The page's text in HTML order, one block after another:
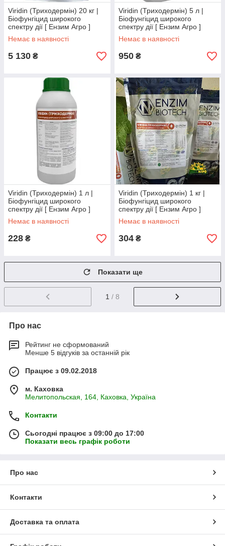
Viridin (Триходермін) 20 кг |
Біофунгіцид широкого
спектру дії [ Ензим Агро ]
Сухий концетрат
Немає в наявності
5 130 ₴
Viridin (Триходермін) 5 л |
Біофунгіцид широкого
спектру дії [ Ензим Агро ]
Розчин
Немає в наявності
950 ₴
Viridin (Триходермін) 1 л |
Біофунгіцид широкого
спектру дії [ Ензим Агро ]
Розчин
Немає в наявності
228 ₴
Viridin (Триходермін) 1 кг |
Біофунгіцид широкого
спектру дії [ Ензим Агро ]
Сухий концетрат
Немає в наявності
304 ₴
Показати ще
1 / 8
Про нас
Рейтинг не сформований
Менше 5 відгуків за останній рік
Працює з 09.02.2018
м. Каховка
Мелитопольская, 164, Каховка, Україна
Контакти
Сьогодні працює з 09:00 до 17:00
Показати весь графік роботи
Про нас
Контакти
Доставка та оплата